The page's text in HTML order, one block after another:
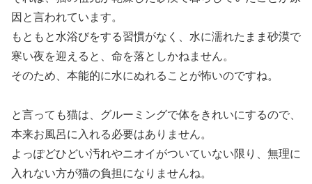
因と言われています。
もともと水浴びをする習慣がなく、水に濡れたまま砂漠で
寒い夜を迎えると、命を落としかねません。
そのため、本能的に水にぬれることが怖いのですね。
と言っても猫は、グルーミングで体をきれいにするので、
本来お風呂に入れる必要はありません。
よっぽどひどい汚れやニオイがついていない限り、無理に
入れない方が猫の負担になりませんね。